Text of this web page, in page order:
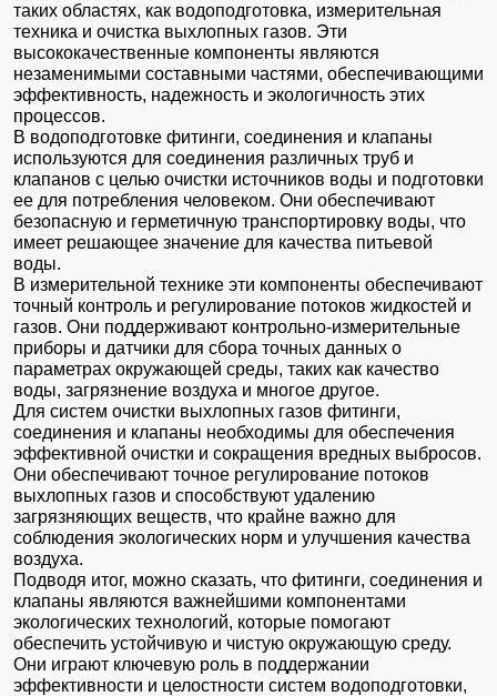
таких областях, как водоподготовка, измерительная
техника и очистка выхлопных газов. Эти
высококачественные компоненты являются
незаменимыми составными частями, обеспечивающими
эффективность, надежность и экологичность этих
процессов.
В водоподготовке фитинги, соединения и клапаны
используются для соединения различных труб и
клапанов с целью очистки источников воды и подготовки
ее для потребления человеком. Они обеспечивают
безопасную и герметичную транспортировку воды, что
имеет решающее значение для качества питьевой
воды.
В измерительной технике эти компоненты обеспечивают
точный контроль и регулирование потоков жидкостей и
газов. Они поддерживают контрольно-измерительные
приборы и датчики для сбора точных данных о
параметрах окружающей среды, таких как качество
воды, загрязнение воздуха и многое другое.
Для систем очистки выхлопных газов фитинги,
соединения и клапаны необходимы для обеспечения
эффективной очистки и сокращения вредных выбросов.
Они обеспечивают точное регулирование потоков
выхлопных газов и способствуют удалению
загрязняющих веществ, что крайне важно для
соблюдения экологических норм и улучшения качества
воздуха.
Подводя итог, можно сказать, что фитинги, соединения и
клапаны являются важнейшими компонентами
экологических технологий, которые помогают
обеспечить устойчивую и чистую окружающую среду.
Они играют ключевую роль в поддержании
эффективности и целостности систем водоподготовки,